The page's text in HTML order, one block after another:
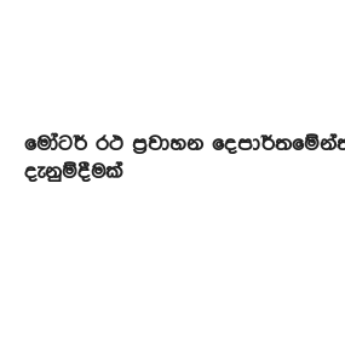
මෝටර් රථ ප්‍රවාහන
දැනුම්දීමක්